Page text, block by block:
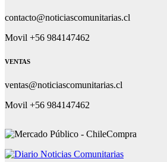
contacto@noticiascomunitarias.cl
Movil +56 984147462
VENTAS
ventas@noticiascomunitarias.cl
Movil +56 984147462